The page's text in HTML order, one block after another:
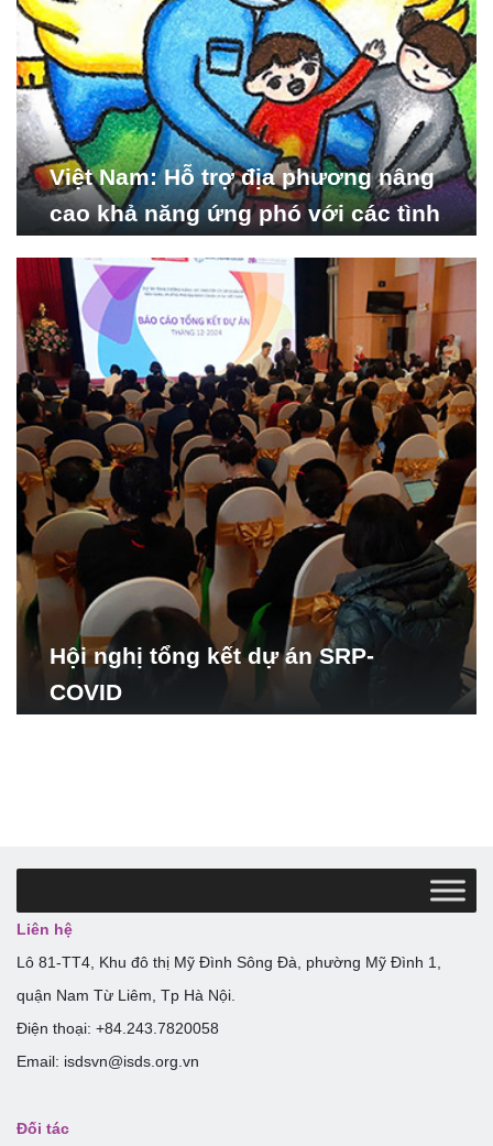
Việt Nam: Hỗ trợ địa phương nâng
cao khả năng ứng phó với các tình
Hội nghị tổng kết dự án SRP-
COVID
Liên hệ
Lô 81-TT4, Khu đô thị Mỹ Đình Sông Đà, phường Mỹ Đình 1,
quận Nam Từ Liêm, Tp Hà Nội.
Điện thoại: +84.243.7820058
Email: isdsvn@isds.org.vn
Đối tác